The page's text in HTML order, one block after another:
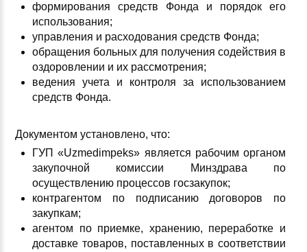
формирования средств Фонда и порядок его
использования;
управления и расходования средств Фонда;
обращения больных для получения содействия в
оздоровлении и их рассмотрения;
ведения учета и контроля за использованием
средств Фонда.
Документом установлено, что:
ГУП «Uzmedimpeks» является рабочим органом
закупочной комиссии Минздрава по
осуществлению процессов госзакупок;
контрагентом по подписанию договоров по
закупкам;
агентом по приемке, хранению, переработке и
доставке товаров, поставленных в соответствии